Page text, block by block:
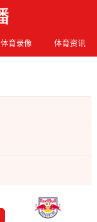
体育录像 体育资讯